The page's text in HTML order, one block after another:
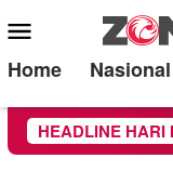
Mobile
Menu
Home Nasional
HEADLINE HARI
Kabupaten